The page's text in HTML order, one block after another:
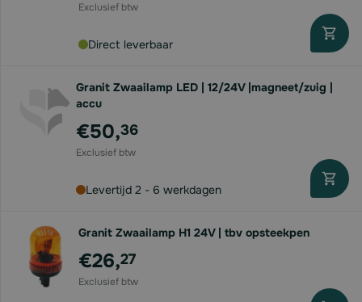
Direct leverbaar
Granit Zwaailamp LED | 12/24V |magneet/zuig |
accu
€50,36
Levertijd 2 - 6 werkdagen
Granit Zwaailamp H1 24V | tbv opsteekpen
€26,27